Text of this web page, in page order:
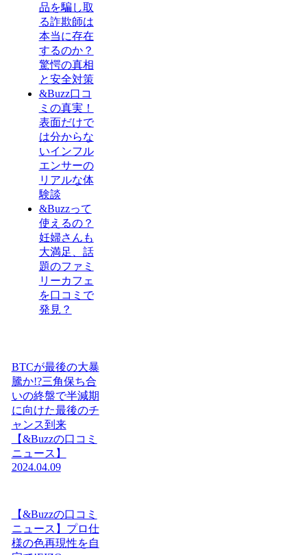
品を騙し取
る詐欺師は
本当に存在
するのか？
驚愕の真相
と安全対策
&Buzz口コ
ミの真実！
表面だけで
は分からな
いインフル
エンサーの
リアルな体
験談
&Buzzって
使えるの？
妊婦さんも
大満足、話
題のファミ
リーカフェ
を口コミで
発見？
BTCが最後の大暴
騰か!?三角保ち合
いの終盤で半減期
に向けた最後のチ
ャンス到来
【&Buzzの口コミ
ニュース】
2024.04.09
【&Buzzの口コミ
ニュース】プロ仕
様の色再現性を自